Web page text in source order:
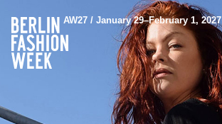
AW27 / January 29–February 1, 2027